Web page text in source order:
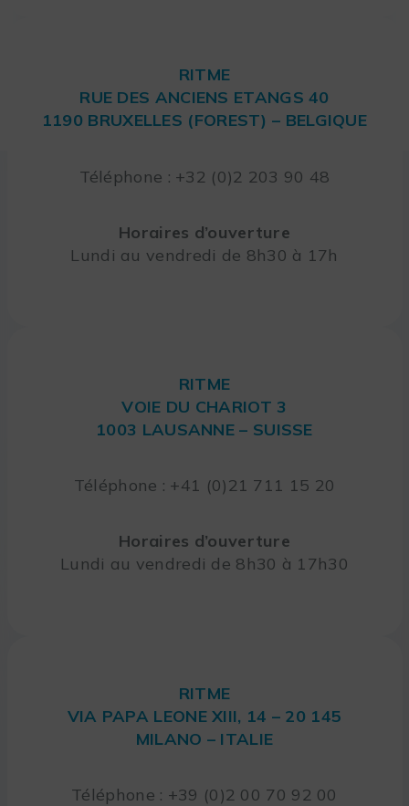
RITME
RUE DES ANCIENS ETANGS 40
1190 BRUXELLES (FOREST) – BELGIQUE
Téléphone : +32 (0)2 203 90 48
Horaires d’ouverture
Lundi au vendredi de 8h30 à 17h
RITME
VOIE DU CHARIOT 3
1003 LAUSANNE – SUISSE
Téléphone : +41 (0)21 711 15 20
Horaires d’ouverture
Lundi au vendredi de 8h30 à 17h30
RITME
VIA PAPA LEONE XIII, 14 – 20 145
MILANO – ITALIE
Téléphone : +39 (0)2 00 70 92 00